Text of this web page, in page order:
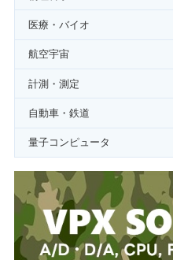
医療・バイオ
航空宇宙
計測・測定
自動車・鉄道
量子コンピュータ